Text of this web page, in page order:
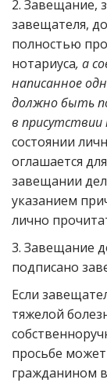
2. Завещание,
завещателя,
полностью
нотариуса, а
написанное
должно быть
в присутствии
состоянии
оглашается
завещании
указанием
лично
3. Завещание
подписано
Если
тяжелой
просьбе
гражданином